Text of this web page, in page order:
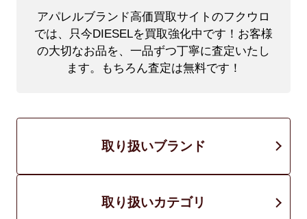
アパレルブランド高価買取サイトのフクウロ
では、只今DIESELを買取強化中です！ お客様
の大切なお品を、一品ずつ丁寧に査定いたし
ます。もちろん査定は無料です！
取り扱いブランド
取り扱いカテゴリ